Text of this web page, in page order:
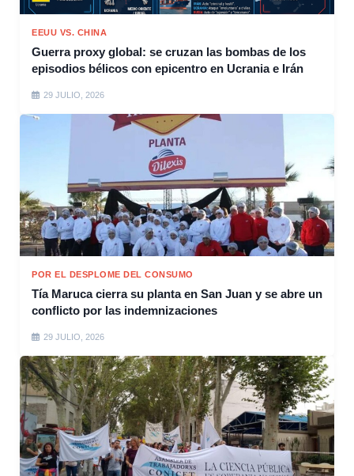
EEUU VS. CHINA
Guerra proxy global: se cruzan las bombas de los
episodios bélicos con epicentro en Ucrania e Irán
29 JULIO, 2026
POR EL DESPLOME DEL CONSUMO
Tía Maruca cierra su planta en San Juan y se abre un
conflicto por las indemnizaciones
29 JULIO, 2026